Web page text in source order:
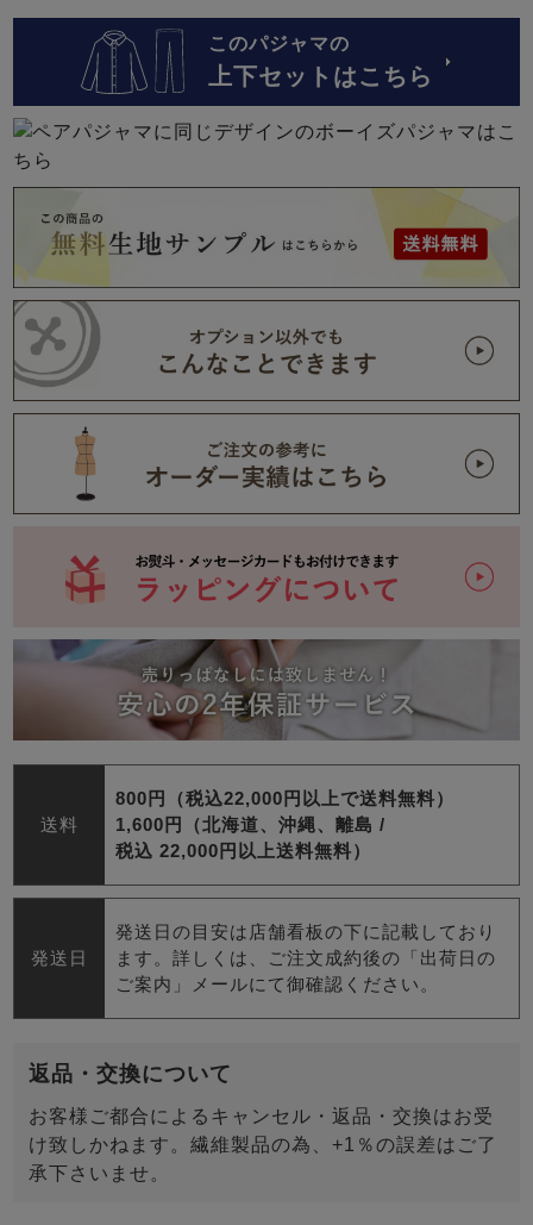
このパジャマの
上下セットはこちら
送料
800円（税込22,000円以上で送料無料）
1,600円（北海道、沖縄、離島 /
税込 22,000円以上送料無料）
発送日
発送日の目安は店舗看板の下に記載しており
ます。詳しくは、ご注文成約後の「出荷日の
ご案内」メールにて御確認ください。
返品・交換について
お客様ご都合によるキャンセル・返品・交換はお受
け致しかねます。繊維製品の為、+1％の誤差はご了
承下さいませ。